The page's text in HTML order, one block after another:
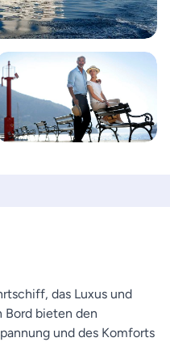
das Luxus und
Bord bieten den
und des Komforts